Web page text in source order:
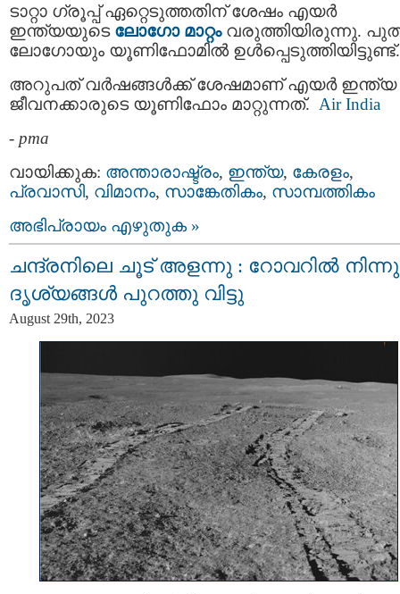
ടാറ്റാ ഗ്രൂപ്പ് ഏറ്റെടുത്തതിന് ശേഷം എയര്‍
ഇന്ത്യയുടെ ലോഗോ മാറ്റം വരുത്തിയിരുന്നു.
ലോഗോയും യൂണിഫോമില്‍ ഉള്‍പ്പെടുത്തിയിട്ടുണ്ട്.
അറുപത് വര്‍ഷങ്ങള്‍ക്ക് ശേഷമാണ് എയര്‍ ഇന്ത്യ
ജീവനക്കാരുടെ യൂണിഫോം മാറ്റുന്നത്. Air India
- pma
വായിക്കുക: അന്താരാഷ്ട്രം, ഇന്ത്യ, കേരളം,
പ്രവാസി, വിമാനം, സാങ്കേതികം, സാമ്പത്തികം
അഭിപ്രായം എഴുതുക »
ചന്ദ്രനിലെ ചൂട് അളന്നു : റോവറില്‍
ദൃശ്യങ്ങള്‍ പുറത്തു വിട്ടു
August 29th, 2023